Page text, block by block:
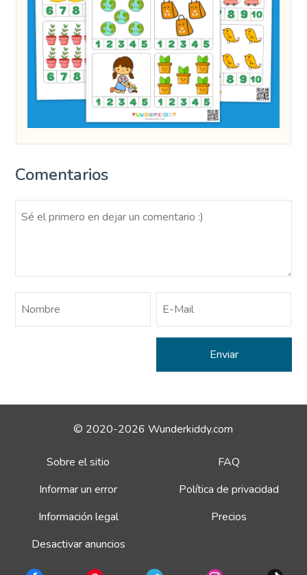
Comentarios
© 2020-2026 Wunderkiddy.com
Sobre el sitio
FAQ
Informar un error
Política de privacidad
Información legal
Precios
Desactivar anuncios